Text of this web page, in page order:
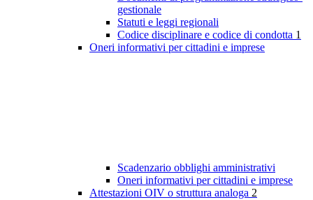
gestionale
Statuti e leggi regionali
Codice disciplinare e codice di condotta 1
Oneri informativi per cittadini e imprese
Scadenzario obblighi amministrativi
Oneri informativi per cittadini e imprese
Attestazioni OIV o struttura analoga 2